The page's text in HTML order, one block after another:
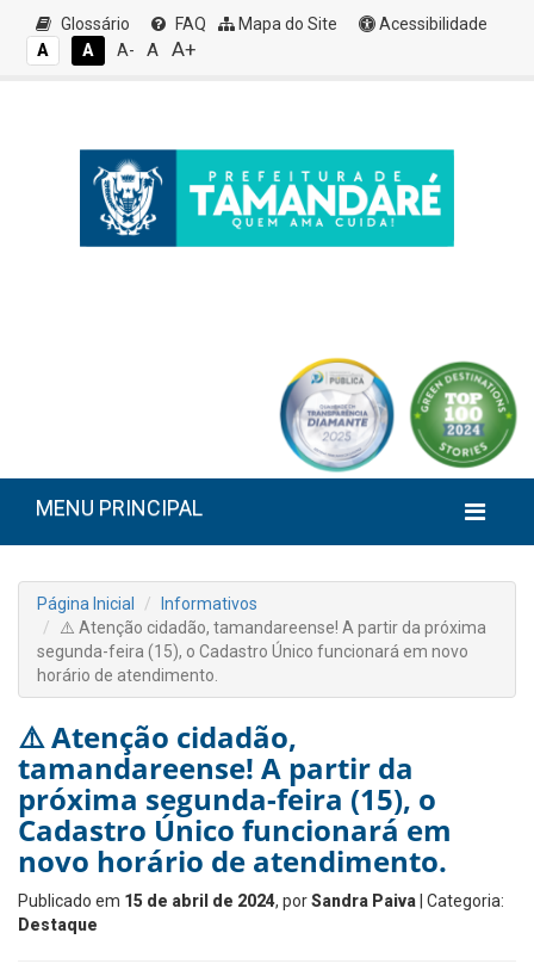
Glossário FAQ Mapa do Site
Acessibilidade
A
A A- A A+
MENU PRINCIPAL
Página Inicial
Informativos
⚠️ Atenção cidadão, tamandareense! A partir da próxima
segunda-feira (15), o Cadastro Único funcionará em novo
horário de atendimento.
⚠️ Atenção cidadão,
tamandareense! A partir da
próxima segunda-feira (15), o
Cadastro Único funcionará em
novo horário de atendimento.
Publicado em 15 de abril de 2024, porSandra Paiva | Categoria:
Destaque